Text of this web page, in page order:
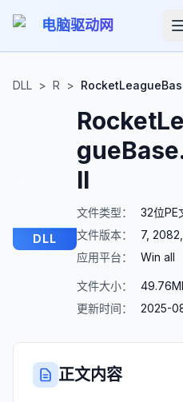
电脑驱动网
DLL > R >
DLL
ll
文件类型：
32位PE
文件版本：
应用平台：
Win all
文件大小：
更新时间：
正文内容